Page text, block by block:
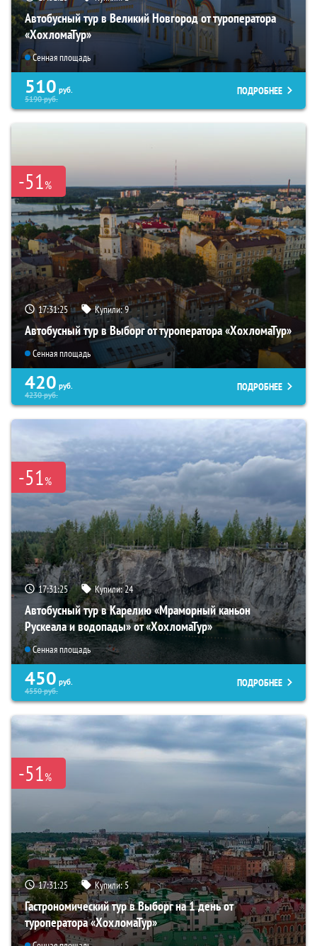
Автобусный тур в Великий Новгород от туроператора
«ХохломаТур»
Сенная площадь
510 руб.
5190руб.
ПОДРОБНЕЕ
-51%
17:31:23 Купили:9
Автобусный тур в Выборг от туроператора «ХохломаТур»
Сенная площадь
420 руб.
4230руб.
ПОДРОБНЕЕ
-51%
17:31:23 Купили:24
Автобусный тур в Карелию «Мраморный каньон
Рускеала и водопады» от «ХохломаТур»
Сенная площадь
450 руб.
4550руб.
ПОДРОБНЕЕ
-51%
17:31:23 Купили:5
Гастрономический тур в Выборг на 1 день от
туроператора «ХохломаТур»